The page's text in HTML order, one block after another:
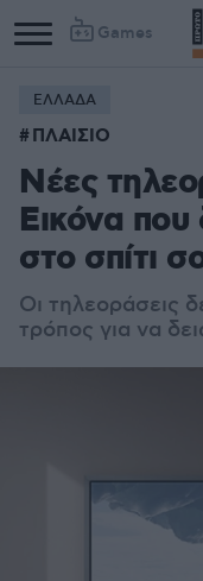
Games
ΕΛΛΑΔΑ
ΠΛΑΙΣΙΟ
Νέες
Εικόνα που
στο σπίτι
Οι τηλεοράσεις
τρόπος για να